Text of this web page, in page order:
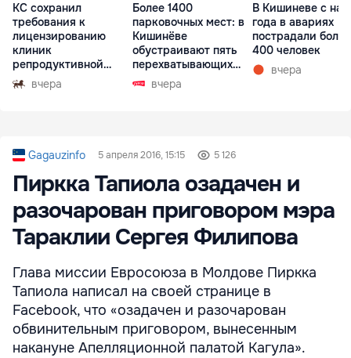
КС сохранил
требования к
лицензированию
клиник
репродуктивной
медицины
вчера
Более 1400
парковочных мест: в
Кишинёве
обустраивают пять
перехватывающих
парковок
вчера
В Кишиневе с
года в авариях
пострадали более
400 человек
вчера
Gagauzinfo 5 апреля 2016, 15:15 5 126
Пиркка Тапиола озадачен и
разочарован приговором мэра
Тараклии Сергея Филипова
Глава миссии Евросоюза в Молдове Пиркка
Тапиола написал на своей странице в
Facebook, что «озадачен и разочарован
обвинительным приговором, вынесенным
накануне Апелляционной палатой Кагула».